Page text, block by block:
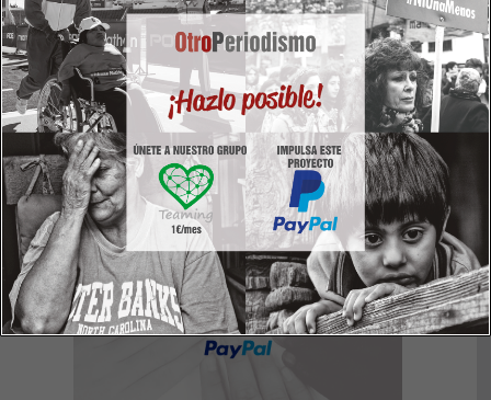
Colabora a través de PayPal